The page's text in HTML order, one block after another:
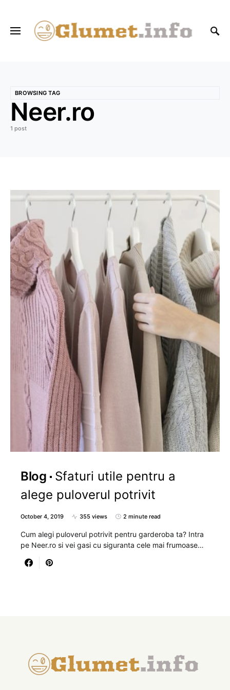
BROWSING TAG
Neer.ro
1 post
Blog
Sfaturi utile pentru a
alege puloverul potrivit
October 4, 2019 355 views 2 minute read
Cum alegi puloverul potrivit pentru garderoba ta? Intra
pe Neer.ro si vei gasi cu siguranta cele mai frumoase…